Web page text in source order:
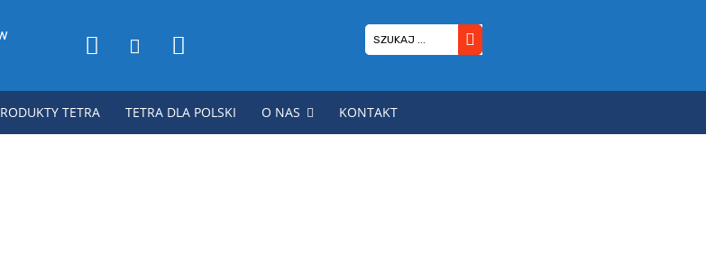
SZUKAJ ...
TETRA TETRA DLA POLSKI O NAS KONTAKT